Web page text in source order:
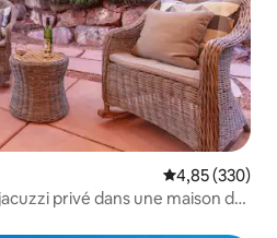
Note
4,85 (330)
privé dans une maison de